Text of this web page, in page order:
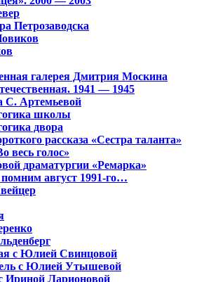
Петрозаводска
галерея Дмитрия Москина
1941 — 1945
С. Артемьевой
школы
двора
рассказа «Сестра таланта»
весь голос»
драматургии «Ремарка»
август 1991-го…
с Юлией Свинцовой
с Юлией Утышевой
Ириной Ларионовой